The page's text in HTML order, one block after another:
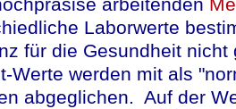
Erkrankung
auf wirksame
Kürzlich wurde ein
Laborwerte
für die Gesundheit nicht
Werte werden mit als
abgeglichen. Auf der